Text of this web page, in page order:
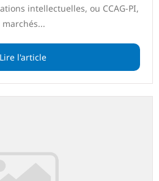
intellectuelles, ou CCAG-PI,
marchés...
Lire l'article